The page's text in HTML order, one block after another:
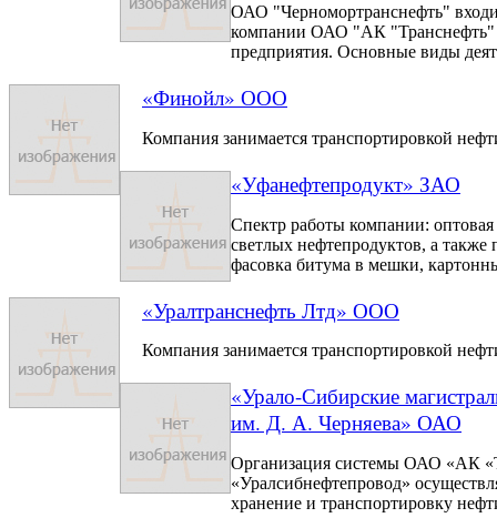
ОАО "Черномортранснефть"
компании ОАО "АК "Транснефть"
предприятия. Основные виды
«Финойл» ООО
Компания занимается транспортировкой
«Уфанефтепродукт» ЗАО
Спектр работы компании:
светлых нефтепродуктов, а
фасовка битума в мешки,
«Уралтранснефть Лтд» ООО
Компания занимается транспортировкой
«Урало-Сибирские
им. Д. А. Черняева» ОАО
Организация системы ОАО «АК
«Уралсибнефтепровод»
хранение и транспортировку